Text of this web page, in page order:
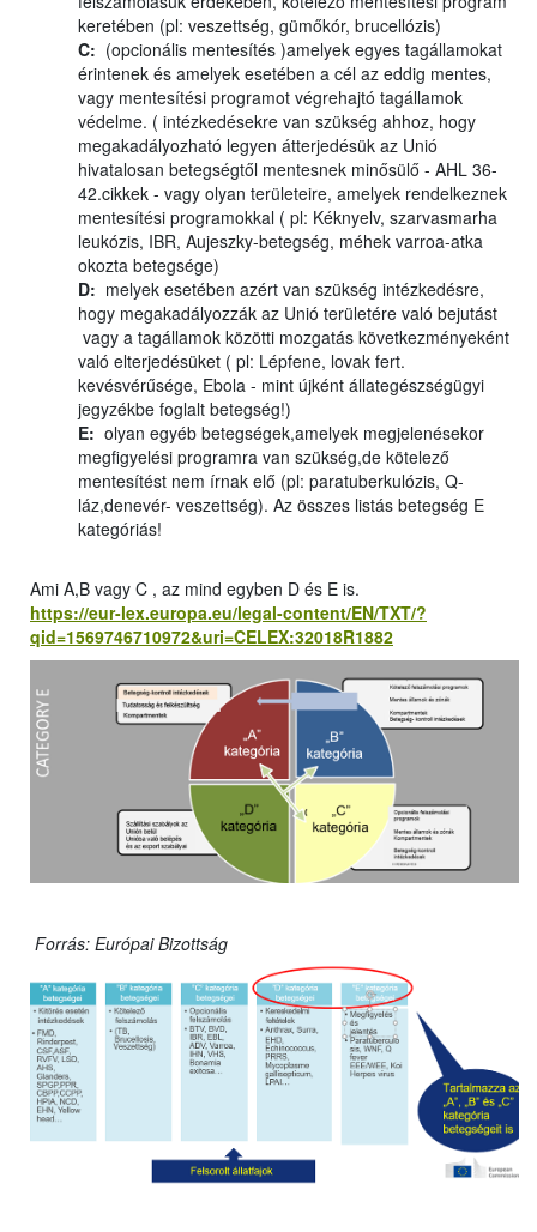
keretében (pl: veszettség, gümőkór, brucellózis)
C: (opcionális mentesítés )amelyek egyes tagállamokat
érintenek és amelyek esetében a cél az eddig mentes,
vagy mentesítési programot végrehajtó tagállamok
védelme. ( intézkedésekre van szükség ahhoz, hogy
megakadályozható legyen átterjedésük az Unió
hivatalosan betegségtől mentesnek minősülő - AHL 36-
42.cikkek - vagy olyan területeire, amelyek rendelkeznek
mentesítési programokkal ( pl: Kéknyelv, szarvasmarha
leukózis, IBR, Aujeszky-betegség, méhek varroa-atka
okozta betegsége)
D: melyek esetében azért van szükség intézkedésre,
hogy megakadályozzák az Unió területére való bejutást
vagy a tagállamok közötti mozgatás következményeként
való elterjedésüket ( pl: Lépfene, lovak fert.
kevésvérűsége, Ebola - mint újként állategészségügyi
jegyzékbe foglalt betegség!)
E: olyan egyéb betegségek,amelyek megjelenésekor
megfigyelési programra van szükség,de kötelező
mentesítést nem írnak elő (pl: paratuberkulózis, Q-
láz,denevér- veszettség). Az összes listás betegség E
kategóriás!
Ami A,B vagy C , az mind egyben D és E is.
https://eur-lex.europa.eu/legal-content/EN/TXT/?
qid=1569746710972&uri=CELEX:32018R1882
Forrás: Európai Bizottság